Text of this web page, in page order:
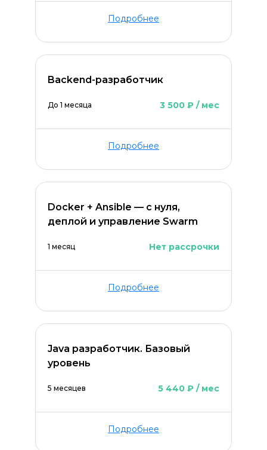
Подробнее
Backend-разработчик
До 1 месяца 3 500 ₽ / мес
Подробнее
Docker + Ansible — с нуля,
деплой и управление Swarm
1 месяц Нет рассрочки
Подробнее
Java разработчик. Базовый
уровень
5 месяцев 5 440 ₽ / мес
Подробнее